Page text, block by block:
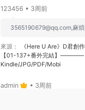
123456 • 3周前
3565190679@qq.com,麻
來源：
《Here U Are》D君創
【01-137+番外完結】————
Kindle/JPG/PDF/Mobi
admin • 3周前